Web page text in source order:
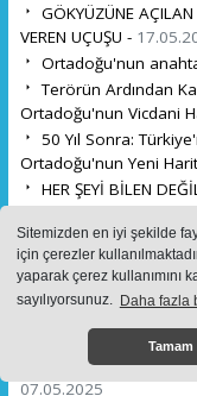
Sitemizden en iyi şekilde
için çerezler
yaparak çerez kullanımını
sayılıyorsunuz. Daha fazla
Tamam
GÖKYÜZÜNE
VEREN UÇUŞU -
Ortadoğu'nun
Terörün Ardından
Ortadoğu'nun Vicdani
50 Yıl Sonra:
Ortadoğu'nun Yeni
HER ŞEYİ BİLEN
HAYATINIZDA -
Köpek Sadakati,
Yeni Dönem:
09.05.2025
Türkiye–Pakistan
Dayanışma -
07.05.2025
Batı Medeniyeti
07.05.2025